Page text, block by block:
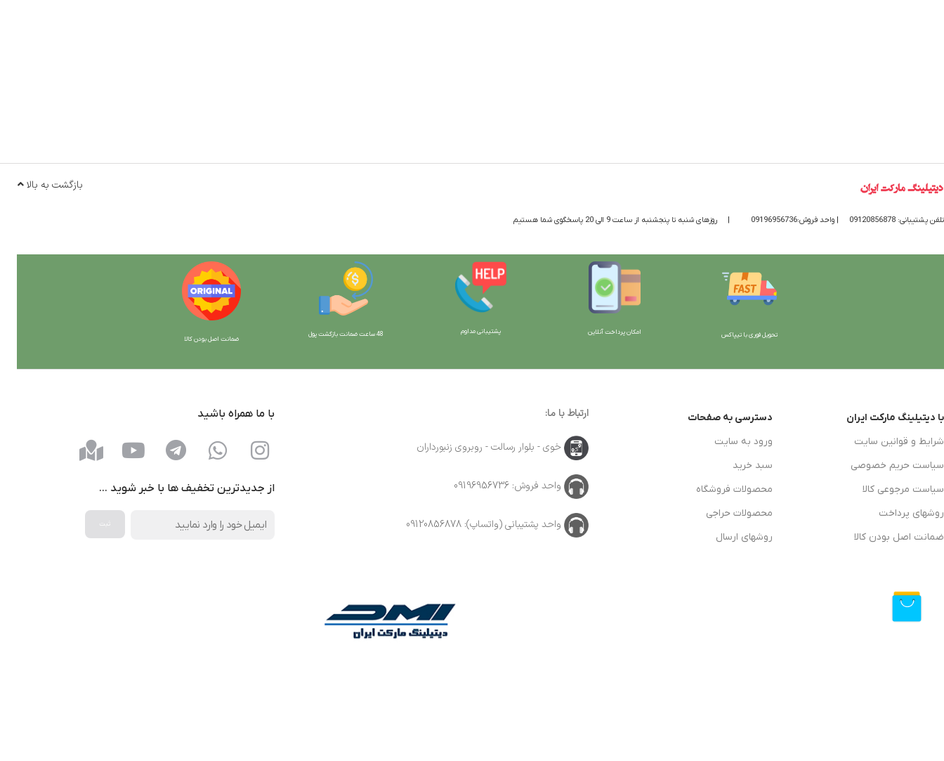
تلفن پشتیبانی: 09120856878 | واحد فروش:09196956736 روزهای شنبه تا پنجشنبه از ساعت 9 الی 20 پاسخگوی شما هستیم
بازگشت به بالا
تحویل فوری با تیپاکس امکان پرداخت آنلاین پشتیبانی مداوم 48 ساعت ضمانت بازگش ت پول
ضمانت اصل بودن کالا
با دیتیلینگ مارکت ایران
شرایط و قوانین سایت
سیاست حریم خصوصی
سیاست مرجوعی کالا
روشهای پرداخت
ضمانت اصل بودن کالا
دسترسی به صفحات
ورود به سایت
سبد خرید
محصولات فروشگاه
محصولات حراجی
روشهای ارسال
ارتباط با ما:
خوی - بلوار رسالت - روبروی زنبورداران
واحد فروش: 09196956736
واحد پشتیبانی (واتساپ): 09120856878
با ما همراه باشید
از جدیدترین تخفیف ها با خبر شوید …